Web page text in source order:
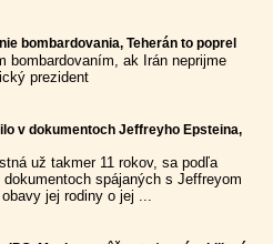
bombardovania, Teherán to poprel
bombardovaním, ak Irán neprijme
prezident
v dokumentoch Jeffreyho Epsteina,
už takmer 11 rokov, sa podľa
spájaných s Jeffreyom
jej rodiny o jej ...